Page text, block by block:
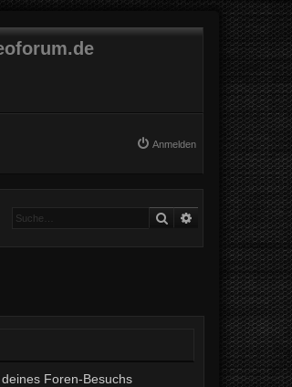
Anmelden
Suche Erweiterte Suche
Foren-Besuchs